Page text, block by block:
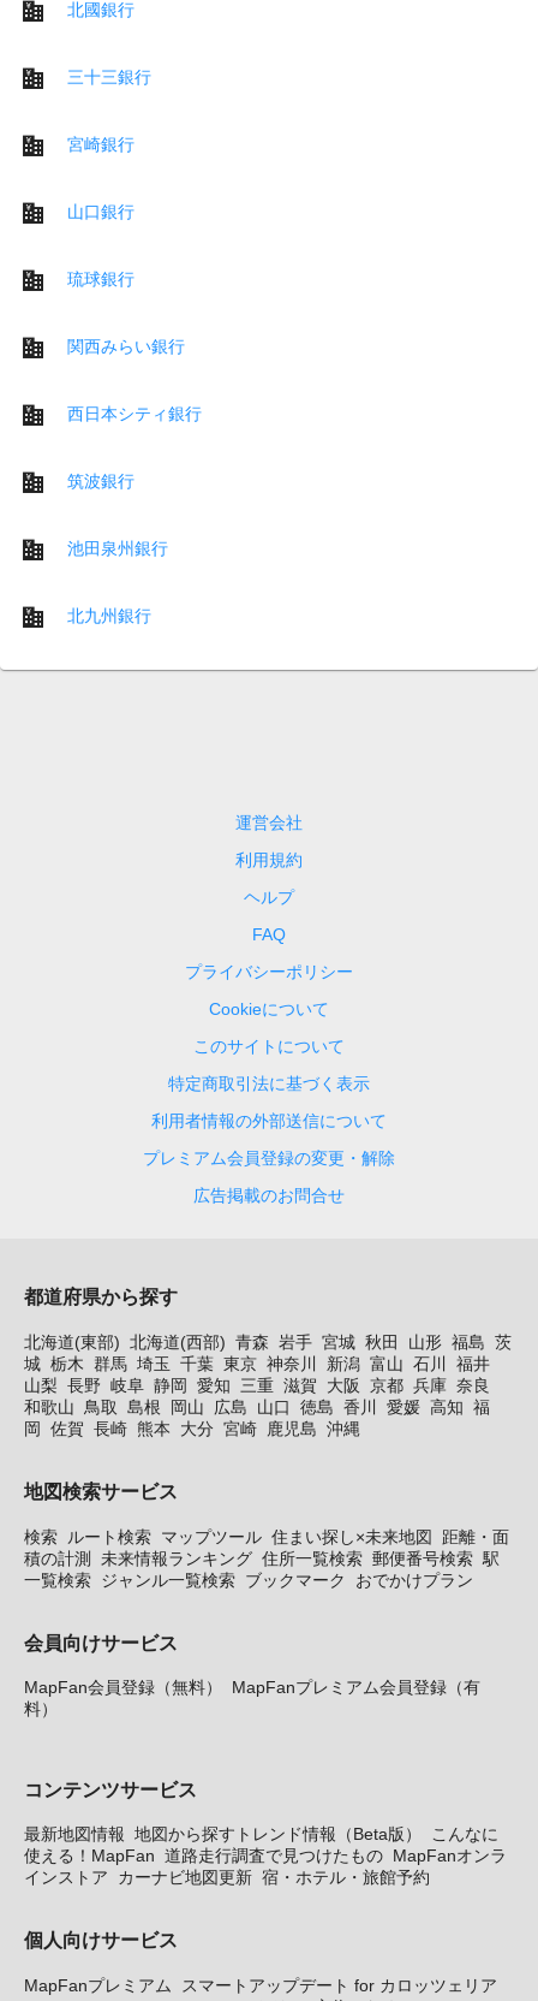
北國銀行
三十三銀行
宮崎銀行
山口銀行
琉球銀行
関西みらい銀行
西日本シティ銀行
筑波銀行
池田泉州銀行
北九州銀行
運営会社
利用規約
ヘルプ
FAQ
プライバシーポリシー
Cookieについて
このサイトについて
特定商取引法に基づく表示
利用者情報の外部送信について
プレミアム会員登録の変更・解除
広告掲載のお問合せ
都道府県から探す
北海道(東部) 北海道(西部) 青森 岩手 宮城 秋田 山形 福島 茨
城 栃木 群馬 埼玉 千葉 東京 神奈川 新潟 富山 石川
福井
山梨 長野 岐阜 静岡 愛知 三重 滋賀 大阪 京都 兵庫 奈良
和歌山
鳥取 島根 岡山 広島 山口 徳島 香川 愛媛 高知 福
岡
佐賀 長崎 熊本 大分 宮崎 鹿児島 沖縄
地図検索サービス
検索 ルート検索 マップツール 住まい探し×未来地図
距離・面
積の計測
未来情報ランキング 住所一覧検索 郵便番号検索 駅
一覧検索 ジャンル一覧検索 ブックマーク おでかけプラン
会員向けサービス
MapFan会員登録（無料）
MapFanプレミアム会員登録（有
料）
コンテンツサービス
最新地図情報 地図から探すトレンド情報（Beta版）
こんなに
使える！MapFan 道路走行調査で見つけたもの MapFanオンラ
インストア
カーナビ地図更新 宿・ホテル・旅館予約
個人向けサービス
MapFanプレミアム
スマートアップデート for カロッツェリア